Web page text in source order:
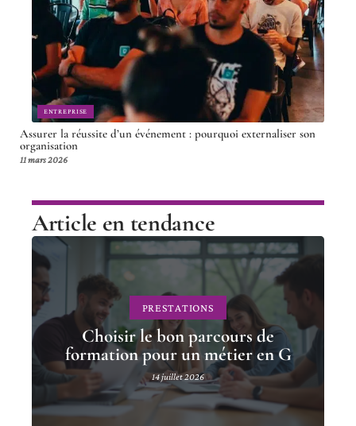
ENTREPRISE
Assurer la réussite d’un événement : pourquoi externaliser son
organisation
11 mars 2026
Article en tendance
PRESTATIONS
Choisir le bon parcours de
formation pour un métier en G
14 juillet 2026